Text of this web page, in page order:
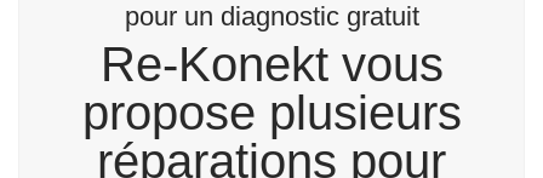
pour un diagnostic gratuit
Re-Konekt vous
propose plusieurs
réparations pour